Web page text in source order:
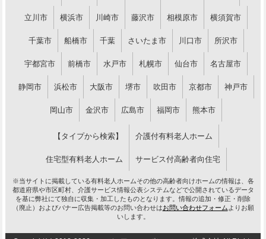
立川市 横浜市 川崎市 藤沢市 相模原市 横須賀市
千葉市 船橋市 千葉 さいたま市 川口市 所沢市
宇都宮市 前橋市 水戸市 札幌市 仙台市 名古屋市
静岡市 浜松市 大阪市 堺市 吹田市 京都市 神戸市
岡山市 金沢市 広島市 福岡市 熊本市
【タイプから検索】 介護付有料老人ホーム
住宅型有料老人ホーム サービス付高齢者向住宅
※当サイトに掲載している有料老人ホームその他の高齢者向けホームの情報は、各
都道府県や市区町村、介護サービス情報公表システムなどで公開されているデータ
を基に弊社にて独自に収集・加工したものとなります。情報の追加・修正・削除
（廃止）およびバナー広告掲載等のお問い合わせはお問い合わせフォーム よりお願
いします。